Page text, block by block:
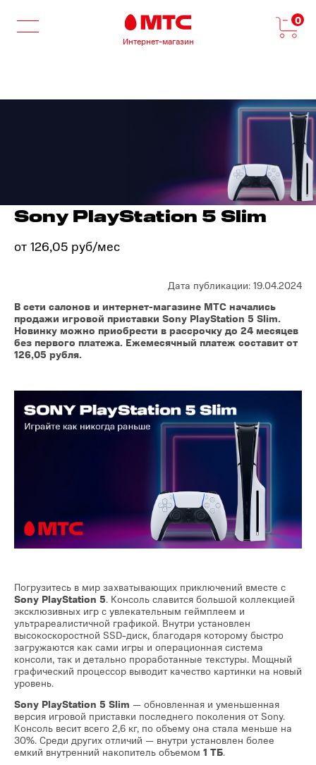
Интернет-магазин
0
Sony PlayStation 5 Slim
от 126,05 руб/мес
Дата публикации: 19.04.2024
В сети салонов и интернет-магазине МТС начались
продажи игровой приставки Sony PlayStation 5 Slim.
Новинку можно приобрести в рассрочку до 24 месяцев
без первого платежа. Ежемесячный платеж составит от
126,05 рубля.
Погрузитесь в мир захватывающих приключений вместе с
Sony PlayStation 5. Консоль славится большой коллекцией
эксклюзивных игр с увлекательным геймплеем и
ультрареалистичной графикой. Внутри установлен
высокоскоростной SSD-диск, благодаря которому быстро
загружаются как сами игры и операционная система
консоли, так и детально проработанные текстуры. Мощный
графический процессор выводит качество картинки на новый
уровень.
Sony PlayStation 5 Slim — обновленная и уменьшенная
версия игровой приставки последнего поколения от Sony.
Консоль весит всего 2,6 кг, по объему она стала меньше на
30%. Cреди других отличий — внутри установлен более
емкий внутренний накопитель объемом 1 ТБ.